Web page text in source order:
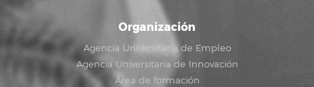
Organización
Agencia Universitaria de Empleo
Agencia Universitaria de Innovación
Área de formación